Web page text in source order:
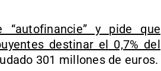
y pide que
destinar el 0,7% del
301 millones de euros.